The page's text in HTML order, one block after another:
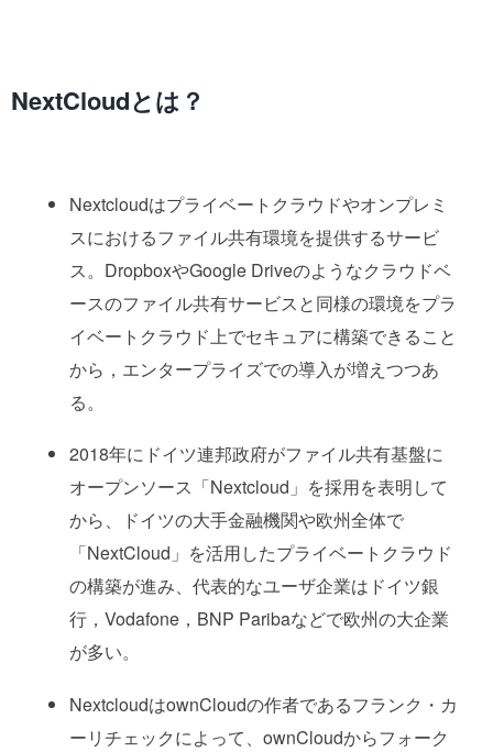
NextCloudとは？
Nextcloudはプライベートクラウドやオンプレミ
スにおけるファイル共有環境を提供するサービ
ス。DropboxやGoogle Driveのようなクラウドベ
ースのファイル共有サービスと同様の環境をプラ
イベートクラウド上でセキュアに構築できること
から，エンタープライズでの導入が増えつつあ
る。
2018年にドイツ連邦政府がファイル共有基盤に
オープンソース「Nextcloud」を採用を表明して
から、ドイツの大手金融機関や欧州全体で
「NextCloud」を活用したプライベートクラウド
の構築が進み、代表的なユーザ企業はドイツ銀
行，Vodafone，BNP Paribaなどで欧州の大企業
が多い。
NextcloudはownCloudの作者であるフランク・カ
ーリチェックによって、ownCloudからフォーク